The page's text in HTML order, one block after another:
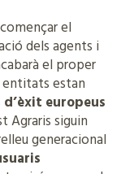
el
dels agents i
el proper
entitats estan
europeus
Agraris siguin
generacional